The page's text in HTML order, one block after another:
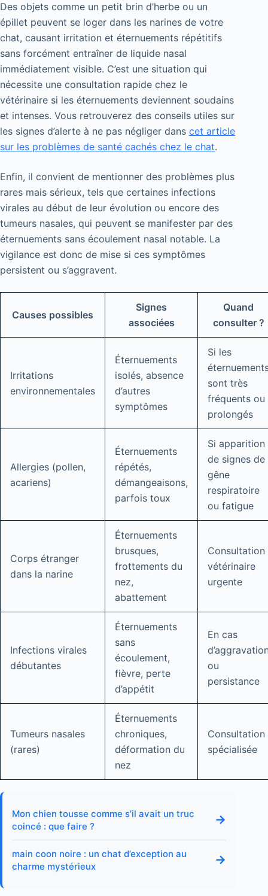
Des objets comme un petit brin d’herbe ou un
épillet peuvent se loger dans les narines de votre
chat, causant irritation et éternuements répétitifs
sans forcément entraîner de liquide nasal
immédiatement visible. C’est une situation qui
nécessite une consultation rapide chez le
vétérinaire si les éternuements deviennent soudains
et intenses. Vous retrouverez des conseils utiles sur
les signes d’alerte à ne pas négliger dans cet article
sur les problèmes de santé cachés chez le chat.
Enfin, il convient de mentionner des problèmes plus
rares mais sérieux, tels que certaines infections
virales au début de leur évolution ou encore des
tumeurs nasales, qui peuvent se manifester par des
éternuements sans écoulement nasal notable. La
vigilance est donc de mise si ces symptômes
persistent ou s’aggravent.
Causes possibles
Signes
associées
Quand
consulter ?
Irritations
environnementales
Éternuements
isolés, absence
d’autres
symptômes
Si les
sont très
fréquents ou
prolongés
Allergies (pollen,
acariens)
Éternuements
répétés,
démangeaisons,
parfois toux
Si apparition
de signes de
gêne
respiratoire
ou fatigue
Corps étranger
dans la narine
Éternuements
brusques,
frottements du
nez,
abattement
Consultation
vétérinaire
urgente
Infections virales
débutantes
Éternuements
sans
écoulement,
fièvre, perte
d’appétit
En cas
ou
persistance
Tumeurs nasales
(rares)
Éternuements
chroniques,
déformation du
nez
Consultation
spécialisée
Mon chien tousse comme s’il avait un truc
coincé : que faire ?
→
main coon noire : un chat d’exception au
charme mystérieux
→